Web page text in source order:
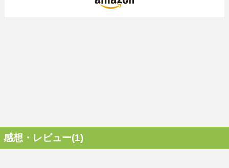
感想・レビュー(1)